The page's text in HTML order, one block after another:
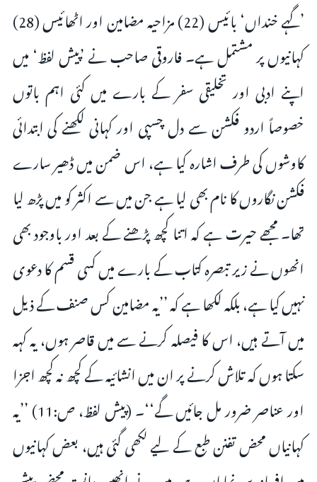
’گہے خنداں‘ بائیس (22) مزاحیہ مضامین اور اٹھائیس (28)
کہانیوں پر مشتمل ہے۔ فاروقی صاحب نے ’پیش لفظ‘ میں
اپنے ادبی اور تخلیقی سفر کے بارے میں کئی اہم باتوں
خصوصاً اردو فکشن سے دل چسپی اور کہانی لکھنے کی ابتدائی
کاوشوں کی طرف اشارہ کیا ہے، اس ضمن میں ڈھیر سارے
فکشن نگاروں کا نام بھی لیا ہے جن میں سے اکثر کو میں پڑھ لیا
تھا۔ مجھے حیرت ہے کہ اتنا کچھ پڑھنے کے بعد اور باوجود بھی
انھوں نے زیر تبصرہ کتاب کے بارے میں کسی قسم کا دعوی
نہیں کیا ہے، بلکہ لکھا ہے کہ ــ’’یہ مضامین کس صنف کے ذیل
میں آتے ہیں، اس کا فیصلہ کرنے سے میں قاصر ہوں، یہ کہہ
سکتا ہوں کہ تلاش کرنے پر ان میں انشائیہ کے کچھ نہ کچھ اجزا
اور عناصر ضرور مل جائیں گے‘‘۔ (پیش لفظ، ص:11) ’’یہ
کہانیاں محض تفنن طبع کے لیے لکھی گئی ہیں، بعض کہانیوں